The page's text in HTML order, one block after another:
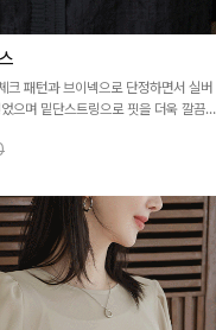
패턴과 브이넥으로 단정하면서 실버
으며 밑단스트링으로 핏을 더욱 깔끔하